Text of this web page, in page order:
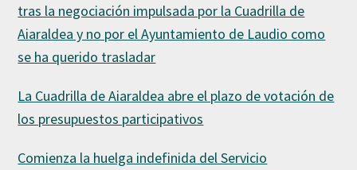
tras la negociación impulsada por la Cuadrilla de
Aiaraldea y no por el Ayuntamiento de Laudio como
se ha querido trasladar
La Cuadrilla de Aiaraldea abre el plazo de votación de
los presupuestos participativos
Comienza la huelga indefinida del Servicio